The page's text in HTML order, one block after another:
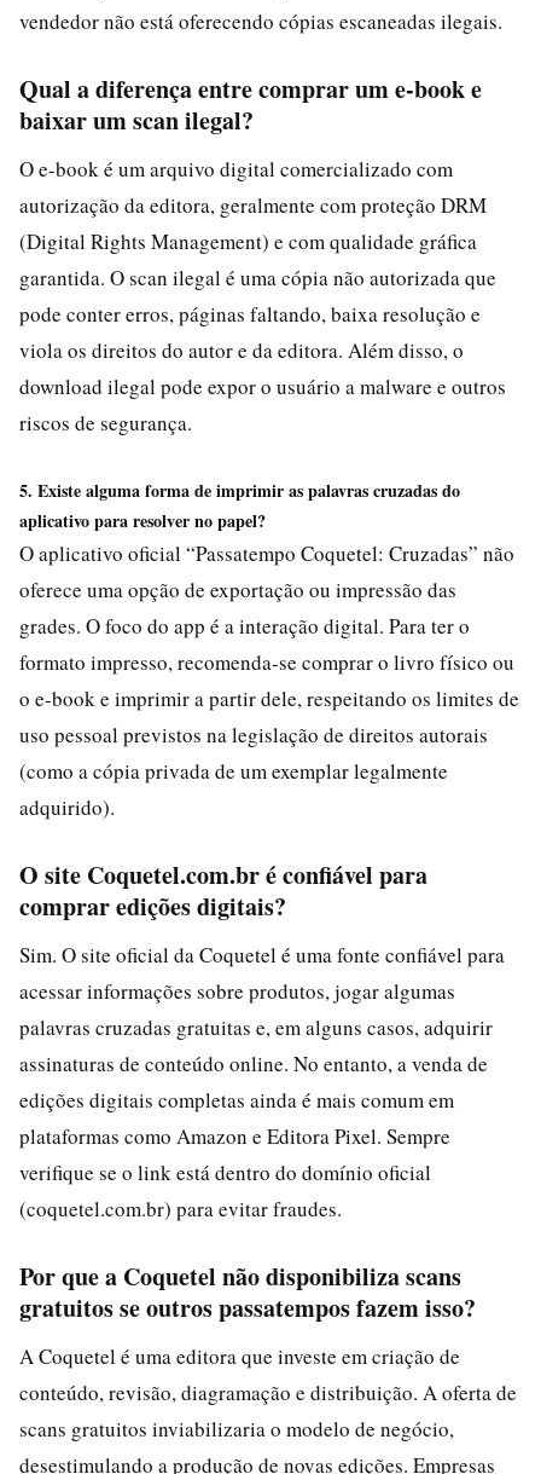
vendedor não está oferecendo cópias escaneadas ilegais.
Qual a diferença entre comprar um e-book e
baixar um scan ilegal?
O e-book é um arquivo digital comercializado com
autorização da editora, geralmente com proteção DRM
(Digital Rights Management) e com qualidade gráfica
garantida. O scan ilegal é uma cópia não autorizada que
pode conter erros, páginas faltando, baixa resolução e
viola os direitos do autor e da editora. Além disso, o
download ilegal pode expor o usuário a malware e outros
riscos de segurança.
5. Existe alguma forma de imprimir as palavras cruzadas do
aplicativo para resolver no papel?
O aplicativo oficial “Passatempo Coquetel: Cruzadas” não
oferece uma opção de exportação ou impressão das
grades. O foco do app é a interação digital. Para ter o
formato impresso, recomenda-se comprar o livro físico ou
o e-book e imprimir a partir dele, respeitando os limites de
uso pessoal previstos na legislação de direitos autorais
(como a cópia privada de um exemplar legalmente
adquirido).
O site Coquetel.com.br é confiável para
comprar edições digitais?
Sim. O site oficial da Coquetel é uma fonte confiável para
acessar informações sobre produtos, jogar algumas
palavras cruzadas gratuitas e, em alguns casos, adquirir
assinaturas de conteúdo online. No entanto, a venda de
edições digitais completas ainda é mais comum em
plataformas como Amazon e Editora Pixel. Sempre
verifique se o link está dentro do domínio oficial
(coquetel.com.br) para evitar fraudes.
Por que a Coquetel não disponibiliza scans
gratuitos se outros passatempos fazem isso?
A Coquetel é uma editora que investe em criação de
conteúdo, revisão, diagramação e distribuição. A oferta de
scans gratuitos inviabilizaria o modelo de negócio,
desestimulando a produção de novas edições. Empresas